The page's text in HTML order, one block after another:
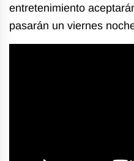
entretenimiento
pasarán un viernes